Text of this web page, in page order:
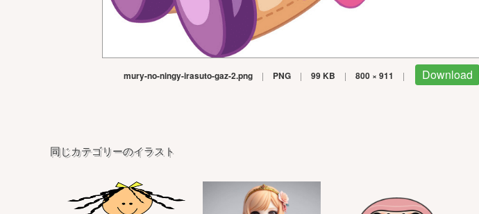
mury-no-ningy-irasuto-gaz-2.png | PNG | 99 KB | 800 × 911 | Download
同じカテゴリーのイラスト